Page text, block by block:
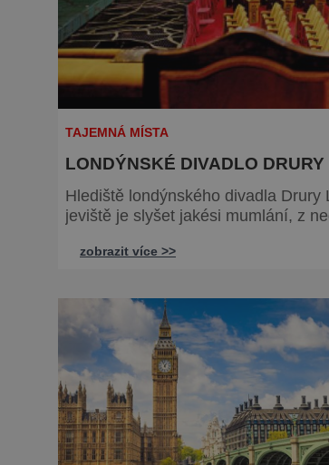
TAJEMNÁ MÍSTA
LONDÝNSKÉ DIVADLO
Hlediště londýnského divadla
jeviště je slyšet jakési mumlání, z
jménem Thomas Kill
zobrazit více >>